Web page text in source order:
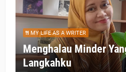
MY LIFE AS A WRITER
Menghalau Minder
Langkahku